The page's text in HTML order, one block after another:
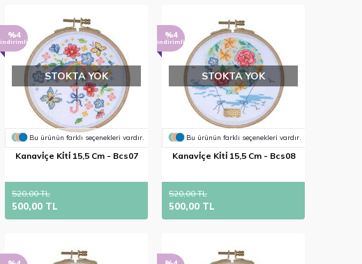
%4
indirimli
STOKTA YOK
Bu ürünün farklı seçenekleri vardır.
Kanavi̇çe Ki̇ti̇ 15,5 Cm - Bcs07
520,00 TL
500,00 TL
%4
indirimli
STOKTA YOK
Bu ürünün farklı seçenekleri vardır.
Kanavi̇çe Ki̇ti̇ 15,5 Cm - Bcs08
520,00 TL
500,00 TL